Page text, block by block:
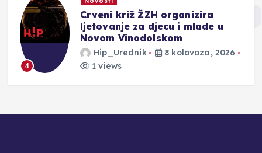
4
Crveni križ ŽZH organizira
ljetovanje za djecu i mlade u
Novom Vinodolskom
Hip_Urednik
8 kolovoza, 2026
1 views